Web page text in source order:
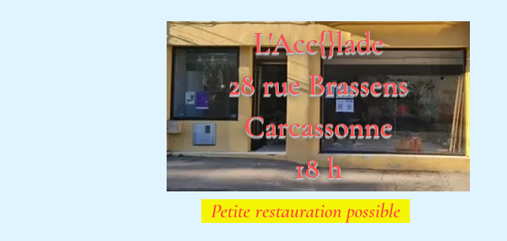
L'Acc{}lade
28 rue Brassens
Carcassonne
18 h
Petite restauration possible